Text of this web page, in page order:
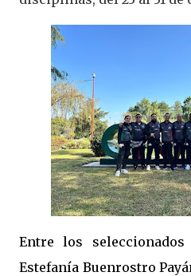
Entre los
Estefanía Buenrostro